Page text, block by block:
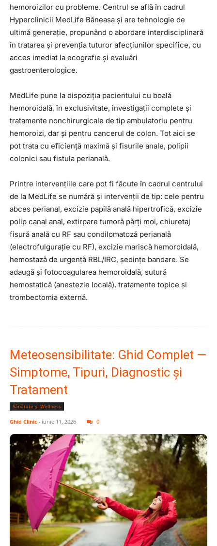
hemoroizilor cu probleme. Centrul se află în cadrul
Hyperclinicii MedLife Băneasa și are tehnologie de
ultimă generație, propunând o abordare interdisciplinară
în tratarea și prevenția tuturor afecțiunilor specifice, cu
acces imediat la ecografie și evaluări
gastroenterologice.
MedLife pune la dispoziția pacientului cu boală
hemoroidală, în exclusivitate, investigații complete și
tratamente nonchirurgicale de tip ambulatoriu pentru
hemoroizi, dar și pentru cancerul de colon. Tot aici se
pot trata cu eficiență maximă și fisurile anale, polipii
colonici sau fistula perianală.
Printre intervențiile care pot fi făcute în cadrul centrului
de la MedLife se numără și intervenții de tip: cele pentru
abces perianal, excizie papilă anală hipertrofică, excizie
polip canal anal, extirpare tumoră părți moi, chiuretaj
fisură anală cu RF sau condilomatoză perianală
(electrofulgurație cu RF), excizie mariscă hemoroidală,
hemostază de urgență RBL/IRC, ședințe bandare. Se
adaugă și fotocoagularea hemoroidală, sutură
hemostatică (anestezie locală), tratamente topice și
trombectomia externă.
Meteosensibilitate: Ghid Complet —
Simptome, Tipuri, Diagnostic și
Tratament
Sănătate și Wellness
Ghid Clinic - iunie 11, 2026 0